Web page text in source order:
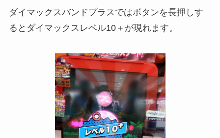
ダイマックスバンドプラスではボタンを長押しす
るとダイマックスレベル10＋が現れます。